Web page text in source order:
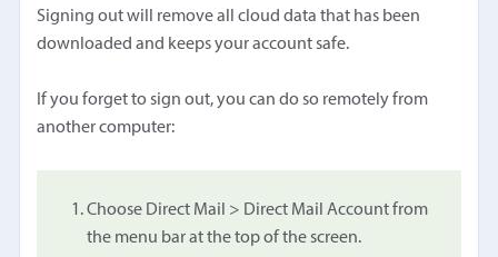
Signing out will remove all cloud data that has been
downloaded and keeps your account safe.
If you forget to sign out, you can do so remotely from
another computer:
Choose Direct Mail > Direct Mail Account from
the menu bar at the top of the screen.